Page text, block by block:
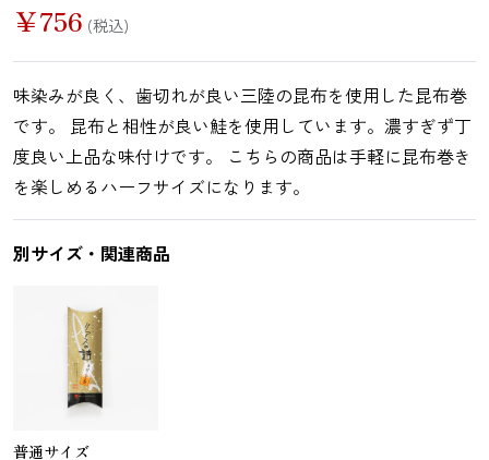
いか（する
いか（塩辛） ホヤ うに
ほたて ふかひれ
お麩
￥756 (税込)
味染みが良く、歯切れが良い三陸の昆布を使用した昆布巻
です。 昆布と相性が良い鮭を使用しています。濃すぎず丁
度良い上品な味付けです。 こちらの商品は手軽に昆布巻き
を楽しめるハーフサイズになります。
別サイズ・関連商品
普通サイズ